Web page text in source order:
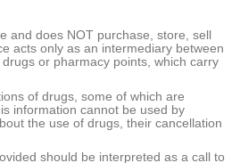
Record
Е.Н.
д.
from
Record
фотофобия,
слезотечение.
диагноза базируется на
методов
(визометрия,
периметрия,
биомикроскопия, УЗИ,
and does NOT purchase, store, sell
acts only as an intermediary between
or pharmacy points, which carry
of drugs, some of which are
information cannot be used by
the use of drugs, their cancellation
should be interpreted as a call to